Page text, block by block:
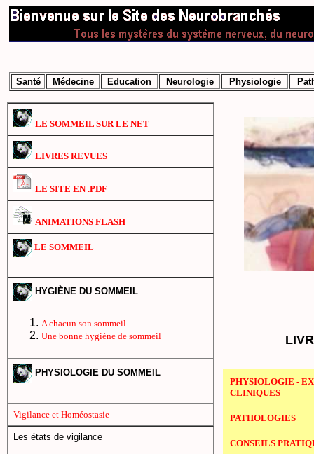
Santé Médecine Education Neurologie Physiologie
LE SOMMEIL SUR LE NET
LIVRES REVUES
LE SITE EN .PDF
ANIMATIONS FLASH
LE SOMMEIL
HYGIÈNE DU SOMMEIL
A chacun son sommeil
Une bonne hygiène de sommeil
PHYSIOLOGIE DU SOMMEIL
Vigilance et Homéostasie
Les états de vigilance
PHYSIOLOGIE -
CLINIQUES
PATHOLOGIES
CONSEILS